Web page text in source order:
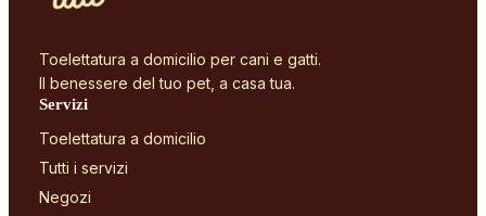
Toelettatura a domicilio per cani e gatti.
Il benessere del tuo pet, a casa tua.
Servizi
Toelettatura a domicilio
Tutti i servizi
Negozi